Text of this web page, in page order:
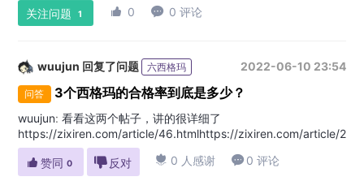
关注问题
1  0  0 评论
wuujun 回复了问题 2022-06-10 23:54
六西格玛
问答 3个西格玛的合格率到底是多少？
wuujun: 看看这两个帖子，讲的很详细了
https://zixiren.com/article/46.htmlhttps://zixiren.com/article/
 赞同 0  反对  0 人感谢  0 评论